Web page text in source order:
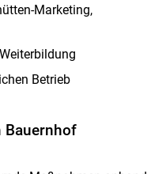
Marketing,
Betrieb
Bauernhof